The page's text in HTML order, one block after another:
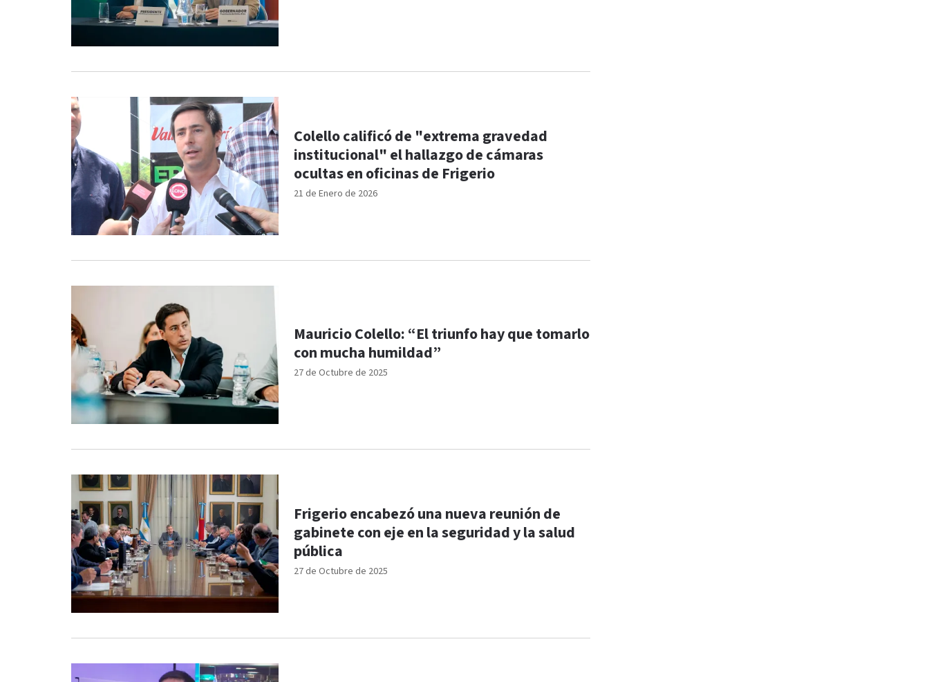
21 de Enero de 2026
Colello calificó de "extrema gravedad
institucional" el hallazgo de cámaras
ocultas en oficinas de Frigerio
27 de Octubre de 2025
Mauricio Colello: “El triunfo hay que tomarlo
con mucha humildad”
27 de Octubre de 2025
Frigerio encabezó una nueva reunión de
gabinete con eje en la seguridad y la salud
pública